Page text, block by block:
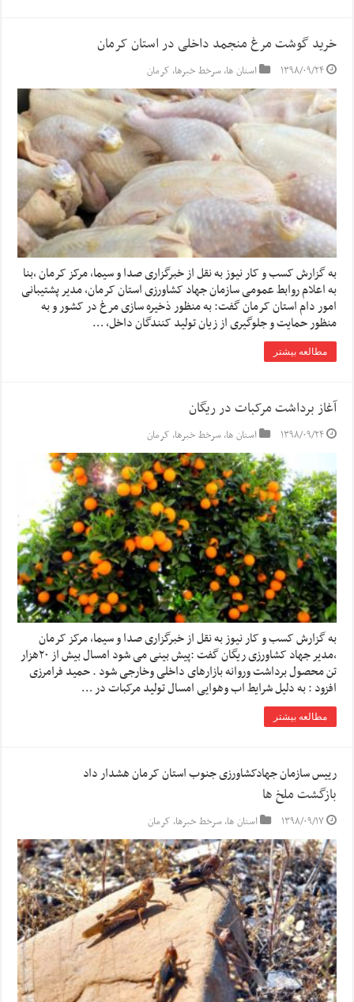
خرید گوشت مرغ منجمد داخلی در استان کرمان
۱۳۹۸/۰۹/۲۴ استان ها,سرخط خبرها, کرمان
به گزارش کسب و کار نیوز به نقل از خبرگزاری صدا و سیما, مرکز کرمان ،بنا
به اعلام روابط عمومی سازمان جهاد کشاورزی استان کرمان، مدیر پشتیبانی
امور دام استان کرمان گفت: به منظور ذخیره سازی مرغ در کشور و به
منظور حمایت و جلوگیری از زیان تولید کنندگان داخل، …
مطالعه بیشتر
آغاز برداشت مرکبات در ریگان
۱۳۹۸/۰۹/۲۴ استان ها,سرخط خبرها, کرمان
به گزارش کسب و کار نیوز به نقل از خبرگزاری صدا و سیما, مرکز کرمان
،مدیر جهاد کشاورزی ریگان گفت :پیش بینی می شود امسال بیش از ۲۰هزار
تن محصول برداشت وروانه بازارهای داخلی وخارجی شود . حمید فرامرزی
افزود : به دلیل شرایط اب وهوایی امسال تولید مرکبات در …
مطالعه بیشتر
رییس سازمان جهادکشاورزی جنوب استان کرمان هشدار داد
بازگشت ملخ ها
۱۳۹۸/۰۹/۱۷ استان ها,سرخط خبرها, کرمان